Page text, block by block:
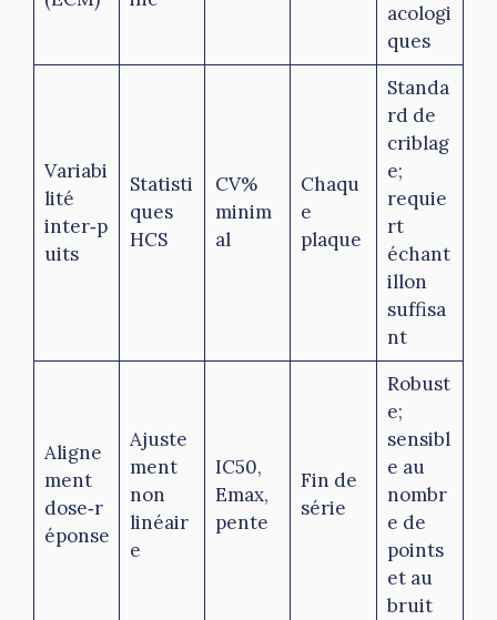
acologi
ques
Variabi
lité
inter‑p
uits
Statisti
ques
HCS
CV%
minim
al
Chaqu
e
plaque
Standa
rd de
criblag
e;
requie
rt
échant
illon
suffisa
nt
Aligne
ment
dose‑r
éponse
Ajuste
ment
non
linéair
e
IC50,
Emax,
pente
Fin de
série
Robust
e;
sensibl
e au
nombr
e de
points
et au
bruit